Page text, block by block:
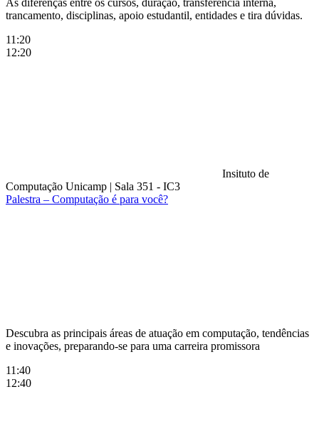
As diferenças entre os cursos, duração, transferência interna,
trancamento, disciplinas, apoio estudantil, entidades e tira dúvidas.
11:20
12:20
Insituto de
Computação Unicamp | Sala 351 - IC3
Palestra – Computação é para você?
Descubra as principais áreas de atuação em computação, tendências
e inovações, preparando-se para uma carreira promissora
11:40
12:40